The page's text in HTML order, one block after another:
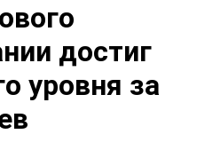
достиг
уровня за